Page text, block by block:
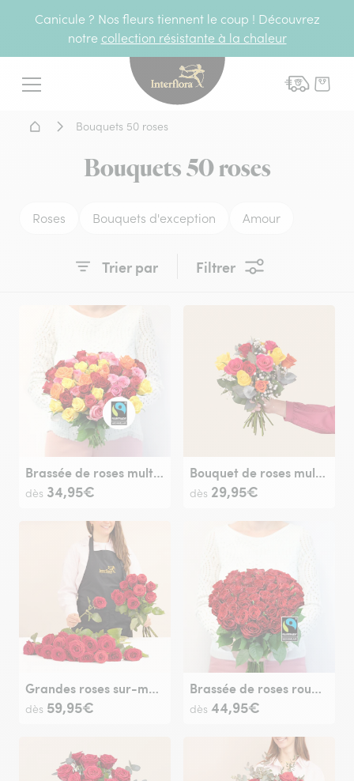
Canicule ? Nos fleurs tiennent le coup ! Découvrez
notre collection résistante à la chaleur
Menu
Interflora - livraison
Accueil - Livraison fleurs
Bouquets 50 roses
Bouquets 50 roses
Roses Bouquets d'exception Amour
Trier par Filtrer
Brassée de roses multicolores Max Havelaar
dès 34,95€
Bouquet de roses multicolores
dès 29,95€
Grandes roses sur-mesure
dès 59,95€
Brassée de roses rouges Max Havelaar
dès 44,95€